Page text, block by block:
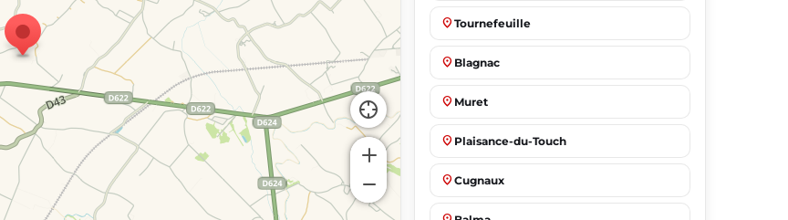
place Tournefeuille
place Blagnac
place Muret
place Plaisance-du-Touch
place Cugnaux